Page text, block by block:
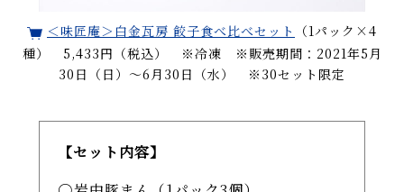
＜味匠庵＞白金瓦房 餃子食べ比べセット
（1パック×4
種） 5,433円（税込） ※冷凍 ※販売期間：2021年5月
30日（日）～6月30日（水） ※30セット限定
【セット内容】